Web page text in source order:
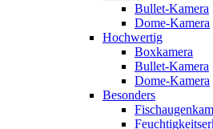
Bullet-Kamera
Dome-Kamera
Hochwertig
Boxkamera
Bullet-Kamera
Dome-Kamera
Besonders